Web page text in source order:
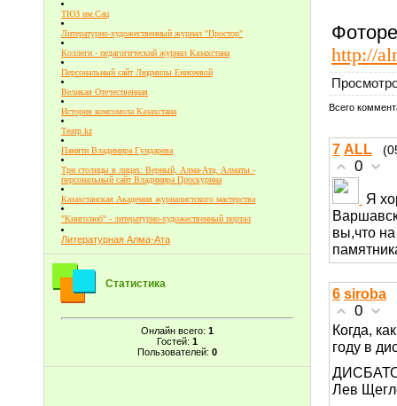
ТЮЗ им.Сац
Литературно-художественный журнал "Простор"
Коллеги - педагогический журнал Казахстана
Персональный сайт Людмилы Енисеевой
Великая Отечественная
История комсомола Казахстана
Театр.kz
Памяти Владимира Гундарева
Три столицы в лицах: Верный, Алма-Ата, Алматы -
персональный сайт Владимира Проскурина
Казахстанская Академия журналистского мастерства
"Книголюб" - литературно-художественный портал
Литературная Алма-Ата
Статистика
Онлайн всего: 1
Гостей: 1
Пользователей: 0
http://
Всего
7 ALL
0
Я
вы,что
6 siroba
0
Когда,
году в
Лев